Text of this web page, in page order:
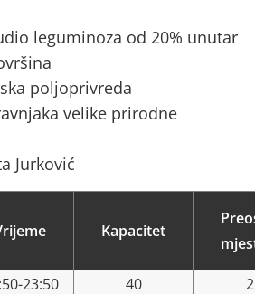
leguminoza od 20% unutar
poljoprivreda
velike prirodne
Jurković
Kapacitet
23:50 40